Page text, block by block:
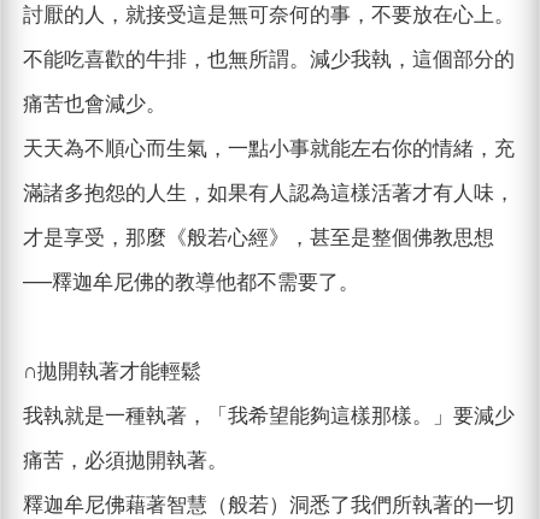
討厭的人，就接受這是無可奈何的事，不要放在心上。
不能吃喜歡的牛排，也無所謂。減少我執，這個部分的
痛苦也會減少。
天天為不順心而生氣，一點小事就能左右你的情緒，充
滿諸多抱怨的人生，如果有人認為這樣活著才有人味，
才是享受，那麼《般若心經》，甚至是整個佛教思想
──釋迦牟尼佛的教導他都不需要了。
∩拋開執著才能輕鬆
我執就是一種執著，「我希望能夠這樣那樣。」要減少
痛苦，必須拋開執著。
釋迦牟尼佛藉著智慧（般若）洞悉了我們所執著的一切